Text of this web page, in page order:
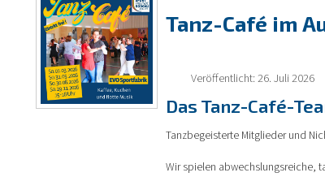
Tanz-Café im
Veröffentlicht: 26. Juli 2026
Das Tanz-Café-
Tanzbegeisterte Mitglieder und
Wir spielen abwechslungsreiche,